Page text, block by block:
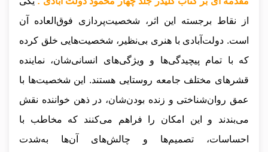
از نقاط برجسته این اثر، شخصیت‌پردازی فوق‌العاده آن
است. دولت‌آبادی با هنری بی‌نظیر، شخصیت‌هایی خلق کرده
که با تمام پیچیدگی‌ها و ویژگی‌های انسانی‌شان، نماینده
قشرهای مختلف جامعه روستایی هستند. این شخصیت‌ها با
عمق روان‌شناختی و زنده بودن‌شان، در ذهن خواننده نقش
می‌بندند و این امکان را فراهم می‌کنند که مخاطب با
احساسات، تصمیم‌ها و چالش‌های آن‌ها به‌شدت